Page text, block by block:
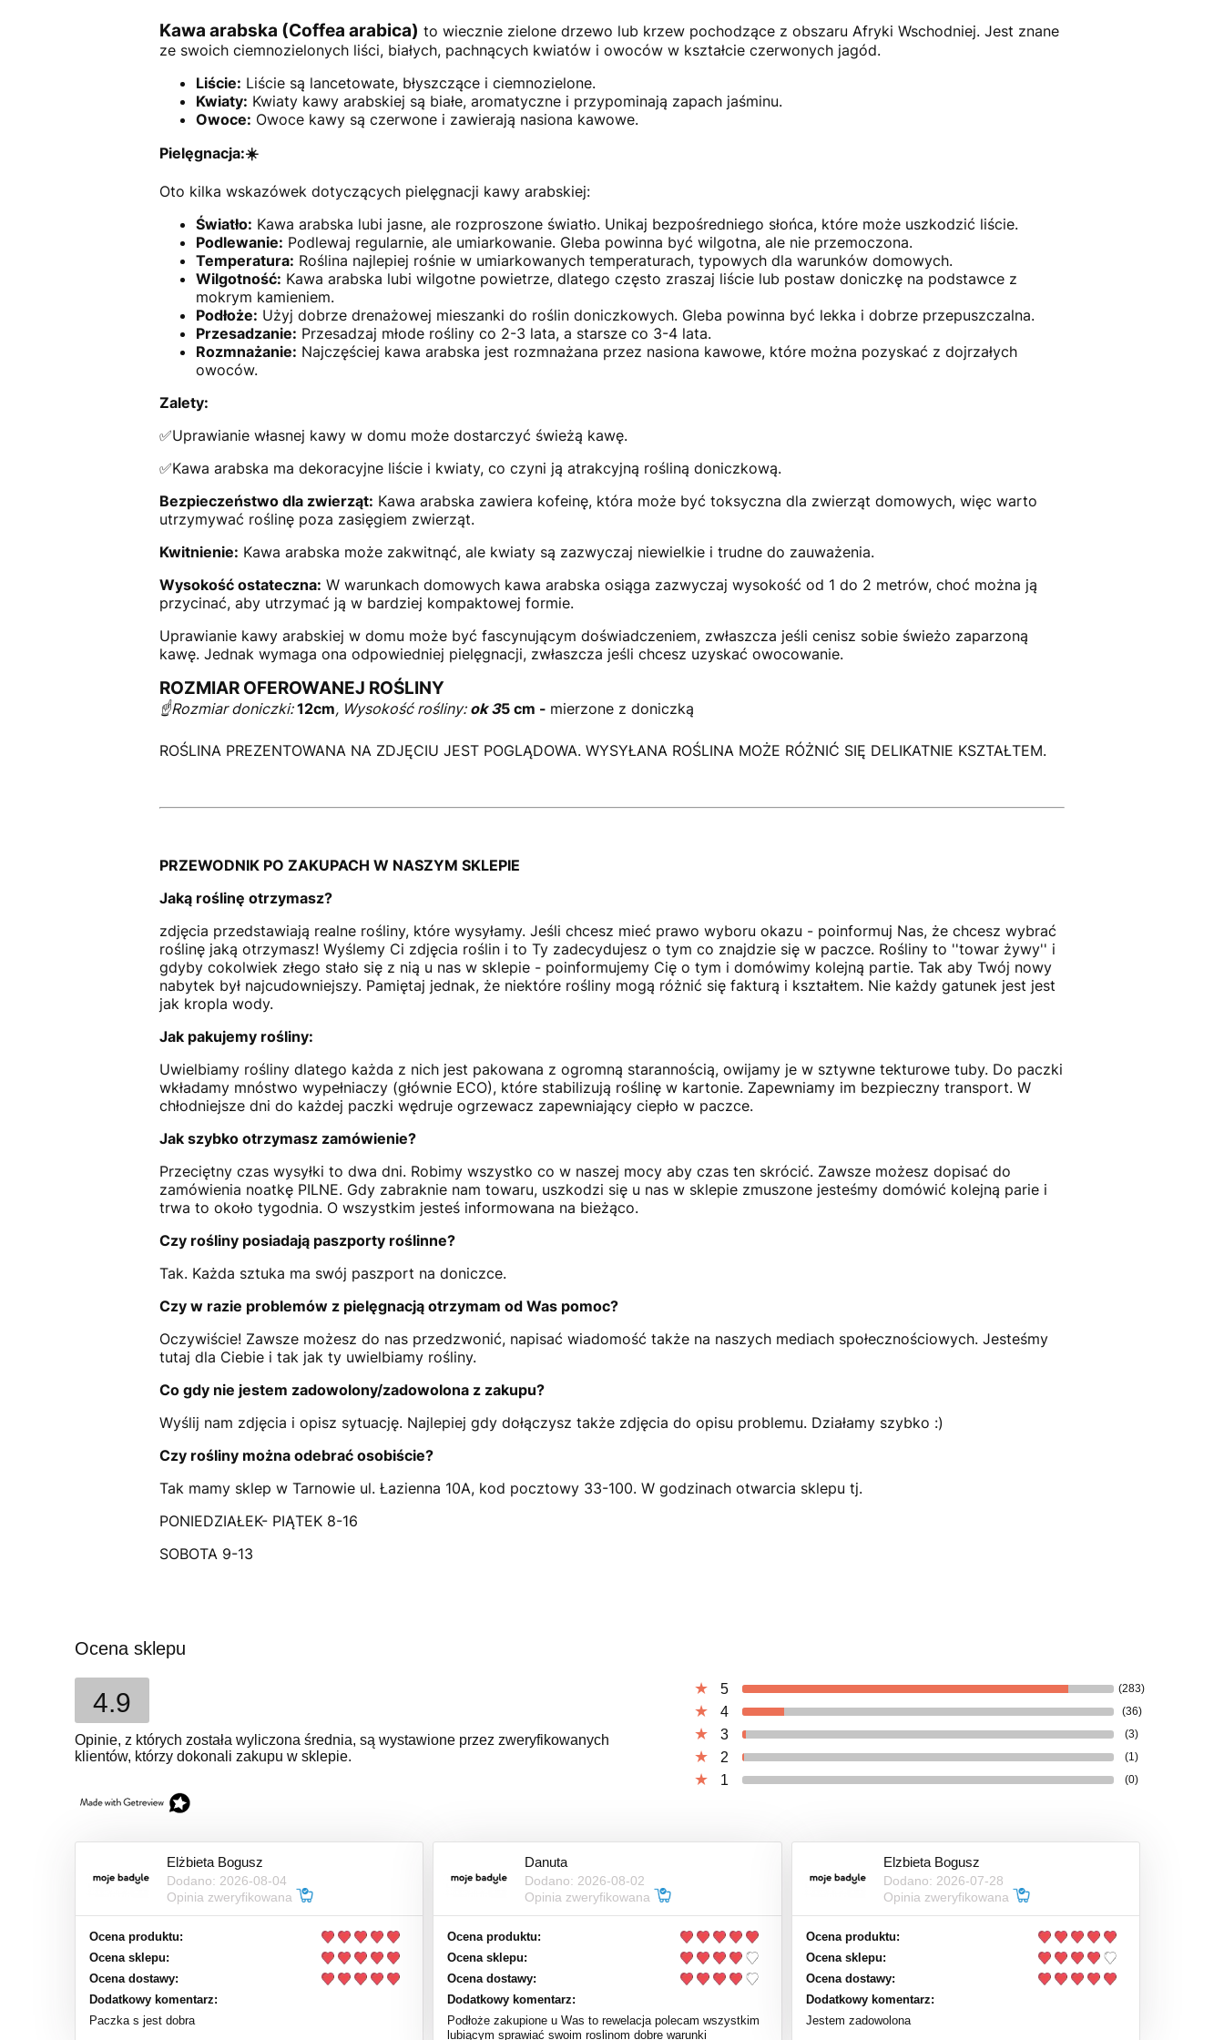
Kawa arabska (Coffea arabica) to wiecznie zielone drzewo lub krzew pochodzące z obszaru Afryki Wschodniej. Jest znane
ze swoich ciemnozielonych liści, białych, pachnących kwiatów i owoców w kształcie czerwonych jagód.
Liście: Liście są lancetowate, błyszczące i ciemnozielone.
Kwiaty: Kwiaty kawy arabskiej są białe, aromatyczne i przypominają zapach jaśminu.
Owoce: Owoce kawy są czerwone i zawierają nasiona kawowe.
Pielęgnacja:☀️
Oto kilka wskazówek dotyczących pielęgnacji kawy arabskiej:
Światło: Kawa arabska lubi jasne, ale rozproszone światło. Unikaj bezpośredniego słońca, które może uszkodzić liście.
Podlewanie: Podlewaj regularnie, ale umiarkowanie. Gleba powinna być wilgotna, ale nie przemoczona.
Temperatura: Roślina najlepiej rośnie w umiarkowanych temperaturach, typowych dla warunków domowych.
Wilgotność: Kawa arabska lubi wilgotne powietrze, dlatego często zraszaj liście lub postaw doniczkę na podstawce z
mokrym kamieniem.
Podłoże: Użyj dobrze drenażowej mieszanki do roślin doniczkowych. Gleba powinna być lekka i dobrze przepuszczalna.
Przesadzanie: Przesadzaj młode rośliny co 2-3 lata, a starsze co 3-4 lata.
Rozmnażanie: Najczęściej kawa arabska jest rozmnażana przez nasiona kawowe, które można pozyskać z dojrzałych
owoców.
Zalety:
✅Uprawianie własnej kawy w domu może dostarczyć świeżą kawę.
✅Kawa arabska ma dekoracyjne liście i kwiaty, co czyni ją atrakcyjną rośliną doniczkową.
Bezpieczeństwo dla zwierząt: Kawa arabska zawiera kofeinę, która może być toksyczna dla zwierząt domowych, więc warto
utrzymywać roślinę poza zasięgiem zwierząt.
Kwitnienie: Kawa arabska może zakwitnąć, ale kwiaty są zazwyczaj niewielkie i trudne do zauważenia.
Wysokość ostateczna: W warunkach domowych kawa arabska osiąga zazwyczaj wysokość od 1 do 2 metrów, choć można ją
przycinać, aby utrzymać ją w bardziej kompaktowej formie.
Uprawianie kawy arabskiej w domu może być fascynującym doświadczeniem, zwłaszcza jeśli cenisz sobie świeżo zaparzoną
kawę. Jednak wymaga ona odpowiedniej pielęgnacji, zwłaszcza jeśli chcesz uzyskać owocowanie.
ROZMIAR OFEROWANEJ ROŚLINY
☝️Rozmiar doniczki:12cm, Wysokość rośliny:ok 35 cm - mierzone z doniczką
ROŚLINA PREZENTOWANA NA ZDJĘCIU JEST POGLĄDOWA. WYSYŁANA ROŚLINA MOŻE RÓŻNIĆ SIĘ DELIKATNIE KSZTAŁTEM.
PRZEWODNIK PO ZAKUPACH W NASZYM SKLEPIE
Jaką roślinę otrzymasz?
zdjęcia przedstawiają realne rośliny, które wysyłamy. Jeśli chcesz mieć prawo wyboru okazu - poinformuj Nas, że chcesz wybrać
roślinę jaką otrzymasz! Wyślemy Ci zdjęcia roślin i to Ty zadecydujesz o tym co znajdzie się w paczce. Rośliny to ''towar żywy'' i
gdyby cokolwiek złego stało się z nią u nas w sklepie - poinformujemy Cię o tym i domówimy kolejną partie. Tak aby Twój nowy
nabytek był najcudowniejszy. Pamiętaj jednak, że niektóre rośliny mogą różnić się fakturą i kształtem. Nie każdy gatunek jest jest
jak kropla wody.
Jak pakujemy rośliny:
Uwielbiamy rośliny dlatego każda z nich jest pakowana z ogromną starannością, owijamy je w sztywne tekturowe tuby. Do paczki
wkładamy mnóstwo wypełniaczy (głównie ECO), które stabilizują roślinę w kartonie. Zapewniamy im bezpieczny transport. W
chłodniejsze dni do każdej paczki wędruje ogrzewacz zapewniający ciepło w paczce.
Jak szybko otrzymasz zamówienie?
Przeciętny czas wysyłki to dwa dni. Robimy wszystko co w naszej mocy aby czas ten skrócić. Zawsze możesz dopisać do
zamówienia noatkę PILNE. Gdy zabraknie nam towaru, uszkodzi się u nas w sklepie zmuszone jesteśmy domówić kolejną parie i
trwa to około tygodnia. O wszystkim jesteś informowana na bieżąco.
Czy rośliny posiadają paszporty roślinne?
Tak. Każda sztuka ma swój paszport na doniczce.
Czy w razie problemów z pielęgnacją otrzymam od Was pomoc?
Oczywiście! Zawsze możesz do nas przedzwonić, napisać wiadomość także na naszych mediach społecznościowych. Jesteśmy
tutaj dla Ciebie i tak jak ty uwielbiamy rośliny.
Co gdy nie jestem zadowolony/zadowolona z zakupu?
Wyślij nam zdjęcia i opisz sytuację. Najlepiej gdy dołączysz także zdjęcia do opisu problemu. Działamy szybko :)
Czy rośliny można odebrać osobiście?
Tak mamy sklep w Tarnowie ul. Łazienna 10A, kod pocztowy 33-100. W godzinach otwarcia sklepu tj.
PONIEDZIAŁEK- PIĄTEK 8-16
SOBOTA 9-13
Ocena sklepu
4.9
Opinie, z których została wyliczona średnia, są wystawione przez zweryfikowanych
klientów, którzy dokonali zakupu w sklepie.
5 (283)
4 (36)
3 (3)
2 (1)
1 (0)
Elżbieta Bogusz
Dodano: 2026-08-04
Opinia zweryfikowana
Ocena produktu:
Ocena sklepu:
Ocena dostawy:
Dodatkowy komentarz:
Paczka s jest dobra
Danuta
Dodano: 2026-08-02
Opinia zweryfikowana
Ocena produktu:
Ocena sklepu:
Ocena dostawy:
Dodatkowy komentarz:
Podłoże zakupione u Was to rewelacja polecam wszystkim
lubiącym sprawiać swoim roslinom dobre warunki
Elzbieta Bogusz
Dodano: 2026-07-28
Opinia zweryfikowana
Ocena produktu:
Ocena sklepu:
Ocena dostawy:
Dodatkowy komentarz:
Jestem zadowolona